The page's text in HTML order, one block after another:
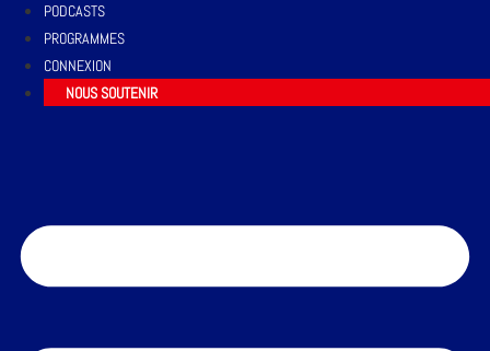
PODCASTS
PROGRAMMES
CONNEXION
NOUS SOUTENIR